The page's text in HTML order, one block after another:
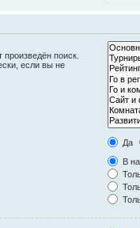
поиск.
если вы не
Да
В